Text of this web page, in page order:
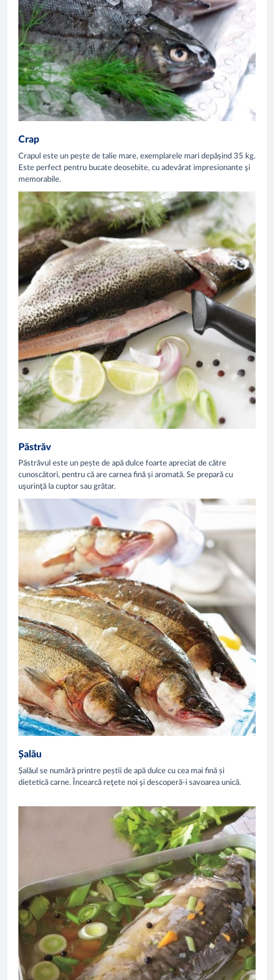
Crap
Crapul este un pește de talie mare, exemplarele mari depășind 35 kg.
Este perfect pentru bucate deosebite, cu adevărat impresionante şi
memorabile.
Păstrăv
Păstrăvul este un pește de apă dulce foarte apreciat de către
cunoscători, pentru că are carnea fină și aromată. Se prepară cu
uşurinţă la cuptor sau grătar.
Șalău
Șalăul se numără printre peștii de apă dulce cu cea mai fină și
dietetică carne. Încearcă reţete noi şi descoperă-i savoarea unică.